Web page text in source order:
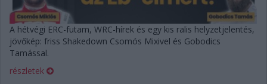
A hétvégi ERC-futam, WRC-hírek és egy kis ralis helyzetjelentés,
jövőkép: friss Shakedown Csomós Mixivel és Gobodics
Tamással.
részletek